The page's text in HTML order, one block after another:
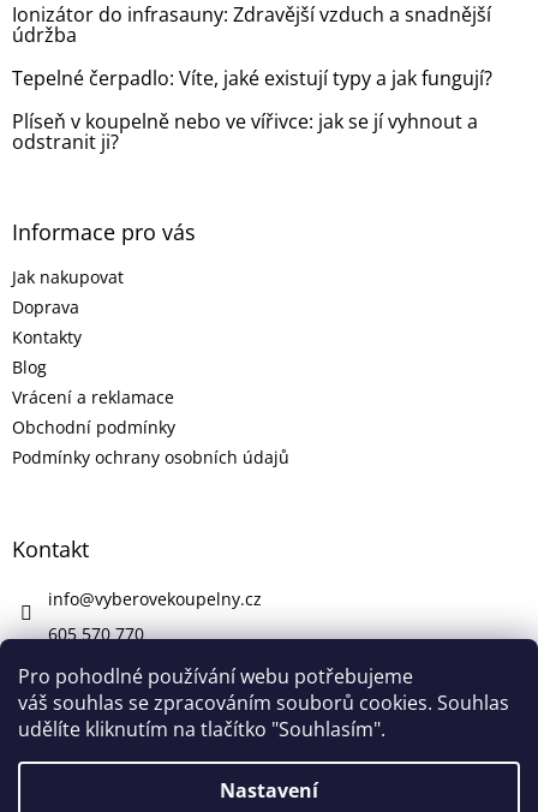
Pro pohodlné používání webu potřebujeme
váš souhlas se zpracováním souborů cookies. Souhlas
udělíte kliknutím na tlačítko "Souhlasím".
Nastavení
Ionizátor do infrasauny: Zdravější vzduch a snadnější
údržba
Tepelné čerpadlo: Víte, jaké existují typy a jak fungují?
Plíseň v koupelně nebo ve vířivce: jak se jí vyhnout a
odstranit ji?
Informace pro vás
Jak nakupovat
Doprava
Kontakty
Blog
Vrácení a reklamace
Obchodní podmínky
Podmínky ochrany osobních údajů
Kontakt
info@vyberovekoupelny.cz
605 570 770
https://www.facebook.com/vyberovekoupelny/